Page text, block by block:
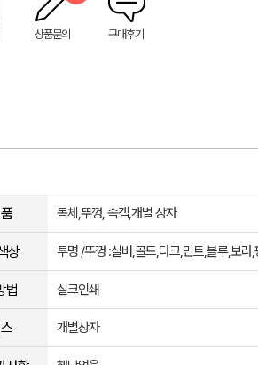
상품문의 구매후기
몸체,뚜껑, 속캡,개별 상자
상 투명 /뚜껑 :실버,골드,다크,민트,블루,보라,
법 실크인쇄
개별상자